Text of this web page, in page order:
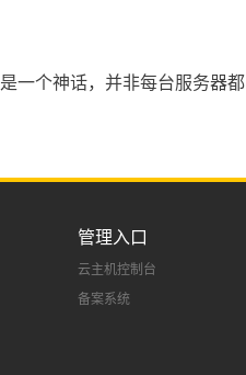
管理入口
云主机控制台
备案系统